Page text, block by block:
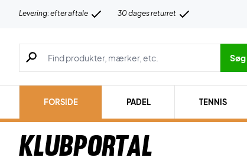
Levering: efter aftale 30 dages returret
Søg efter produkter, mærker etc.
Søg
FORSIDE PADEL TENNIS
Klubportal